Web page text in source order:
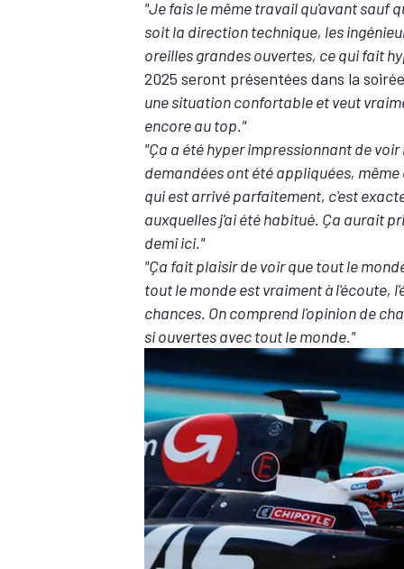
"Je fais le même travail qu'avant sauf
soit la direction technique, les
oreilles grandes ouvertes, ce qui fait
2025 seront présentées dans la
une situation confortable et veut
encore au top."
"Ça a été hyper impressionnant de
demandées ont été appliquées,
qui est arrivé parfaitement, c'est
auxquelles j'ai été habitué. Ça aurait
demi ici."
"Ça fait plaisir de voir que tout le
tout le monde est vraiment à l'écoute,
chances. On comprend l'opinion de
si ouvertes avec tout le monde."